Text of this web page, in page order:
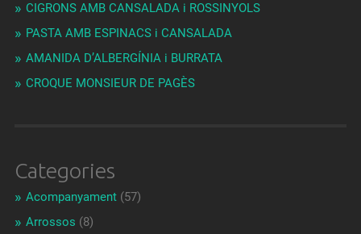
CIGRONS AMB CANSALADA i ROSSINYOLS
PASTA AMB ESPINACS i CANSALADA
AMANIDA D’ALBERGÍNIA i BURRATA
CROQUE MONSIEUR DE PAGÈS
Categories
Acompanyament(57)
Arrossos (8)